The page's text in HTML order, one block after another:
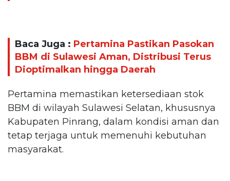
Baca Juga : Pertamina Pastikan Pasokan
BBM di Sulawesi Aman, Distribusi Terus
Dioptimalkan hingga Daerah
Pertamina memastikan ketersediaan stok
BBM di wilayah Sulawesi Selatan, khususnya
Kabupaten Pinrang, dalam kondisi aman dan
tetap terjaga untuk memenuhi kebutuhan
masyarakat.